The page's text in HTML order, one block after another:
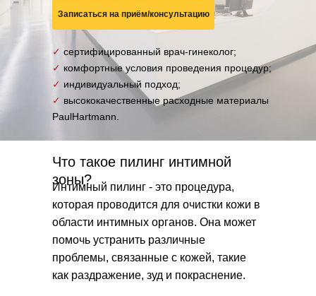
✓ сертифицированный врач-гинеколог;
✓ комфортные условия проведения процедур;
✓ индивидуальный подход;
✓ высококачественные расходные материалы
PaulHartmann.
Что такое пилинг интимной
зоны?
Записаться на приём/консультацию
Интимный пилинг - это процедура,
которая проводится для очистки кожи в
области интимных органов. Она может
помочь устранить различные
проблемы, связанные с кожей, такие
как раздражение, зуд и покраснение.